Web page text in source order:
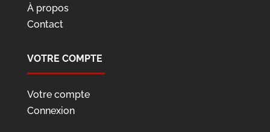
À propos
Contact
VOTRE COMPTE
Votre compte
Connexion